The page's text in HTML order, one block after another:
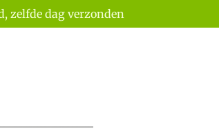
zelfde dag verzonden